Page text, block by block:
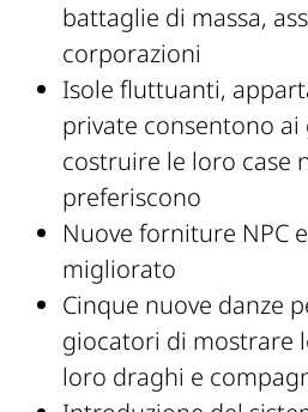
battaglie di massa,
corporazioni
Isole fluttuanti,
private consentono
costruire le loro case
preferiscono
Nuove forniture NPC
migliorato
Cinque nuove danze
giocatori di mostrare
loro draghi e